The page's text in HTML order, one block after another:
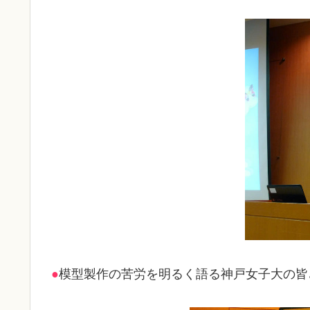
●模型製作の苦労を明るく語る神戸女子大の